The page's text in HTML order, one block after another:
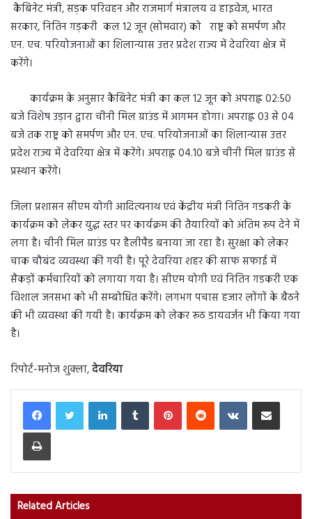
कैबिनेट मंत्री, सड़क परिवहन और राजमार्ग मंत्रालय व हाइवेज, भारत
सरकार, नितिन गड़करी कल 12 जून (सोमवार) को राष्ट्र को समर्पण और
एन. एच. परियोजनाओं का शिलान्यास उत्तर प्रदेश राज्य में देवरिया क्षेत्र में
करेंगे।
कार्यक्रम के अनुसार कैबिनेट मंत्री का कल 12 जून को अपराह्न 02:50
बजे विशेष उड़ान द्वारा चीनी मिल ग्राउंड में आगमन होगा। अपराह्न 03 से 04
बजे तक राष्ट्र को समर्पण और एन. एच. परियोजनाओं का शिलान्यास उत्तर
प्रदेश राज्य में देवरिया क्षेत्र में करेंगे। अपराह्न 04.10 बजे चीनी मिल ग्राउंड से
प्रस्थान करेंगे।
जिला प्रशासन सीएम योगी आदित्यनाथ एवं केंद्रीय मंत्री नितिन गडकरी के
कार्यक्रम को लेकर युद्ध स्तर पर कार्यक्रम की तैयारियों को अंतिम रूप देने में
लगा है। चीनी मिल ग्राउंड पर हैलीपैड बनाया जा रहा है। सुरक्षा को लेकर
चाक चौबंद व्यवस्था की गयी है। पूरे देवरिया शहर की साफ सफाई में
सैकड़ों कर्मचारियों को लगाया गया है। सीएम योगी एवं नितिन गडकरी एक
विशाल जनसभा को भी सम्बोधित करेंगे। लगभग पचास हजार लोंगों के बैठने
की भी व्यवस्था की गयी है। कार्यक्रम को लेकर रूठ डायवर्जन भी किया गया
है।
रिपोर्ट-मनोज शुक्ला,देवरिया
LinkedInTumblr PinterestReddit VKontakteShare via Email
Print
Related Articles